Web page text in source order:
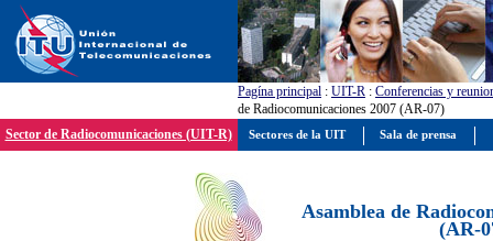
Pagína principal : UIT-R : Conferencias y
de Radiocomunicaciones 2007 (AR-07)
Sector de Radiocomunicaciones (UIT-R)
Asamblea de
(AR-
Sectores de la UIT Sala de prensa